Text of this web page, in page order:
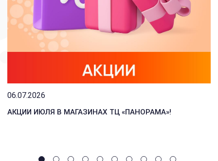
06.07.2026
АКЦИИ ИЮЛЯ В МАГАЗИНАХ ТЦ «ПАНОРАМА»!